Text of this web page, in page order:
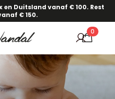
en Duitsland vanaf € 100. Rest
€ 150.
0